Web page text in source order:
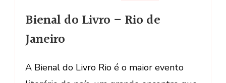
do
de
Bienal do Livro – Rio de
Janeiro
A Bienal do Livro Rio é o maior evento